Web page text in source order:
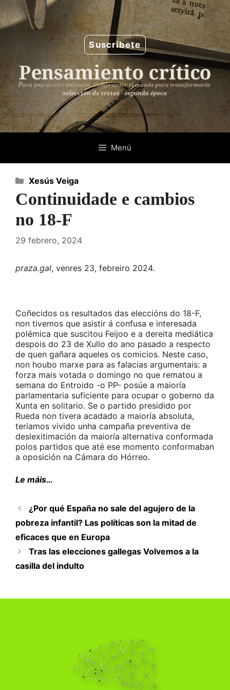
Saltar
al
contenido
Suscríbete
Menú
Continuidade e cambios
no 18-F
29 febrero, 2024
praza.gal, venres 23, febreiro 2024.
Coñecidos os resultados das eleccións do 18-F,
non tivemos que asistir á confusa e interesada
polémica que suscitou Feijoo e a dereita mediática
despois do 23 de Xullo do ano pasado a respecto
de quen gañara aqueles os comicios. Neste caso,
non houbo marxe para as falacias argumentais: a
forza mais votada o domingo no que rematou a
semana do Entroido -o PP- posúe a maioría
parlamentaria suficiente para ocupar o goberno da
Xunta en solitario. Se o partido presidido por
Rueda non tivera acadado a maioría absoluta,
teriamos vivido unha campaña preventiva de
deslexitimación da maioría alternativa conformada
polos partidos que até ese momento conformaban
a oposición na Cámara do Hórreo.
Le máis…
Categorías
Xesús Veiga
¿Por qué España no sale del agujero de la
pobreza infantil? Las políticas son la mitad de
eficaces que en Europa
Tras las elecciones gallegas Volvemos a la
casilla del indulto